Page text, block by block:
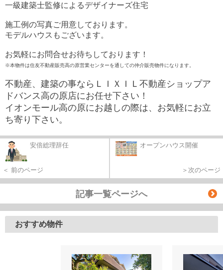
一級建築士監修によるデザイナーズ住宅
施工例の写真ご用意しております。
モデルハウスもございます。
お気軽にお問合せお待ちしております！
※本物件は住友不動産販売高の原営業センターを通しての仲介販売物件になります。
不動産、建築の事ならＬＩＸＩＬ不動産ショップア
ドバンス高の原店にお任せ下さい！
イオンモール高の原にお越しの際は、お気軽にお立
ち寄り下さい。
安倍総理辞任
＜ 前のページ
オープンハウス開催
＞次のページ
記事一覧ページへ
おすすめ物件